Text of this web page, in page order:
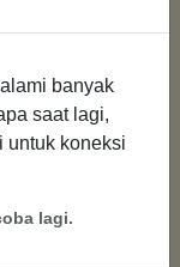
banyak
saat lagi,
untuk koneksi
lagi.